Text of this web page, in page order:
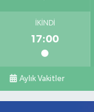
İKINDI
17:00
Aylık Vakitler